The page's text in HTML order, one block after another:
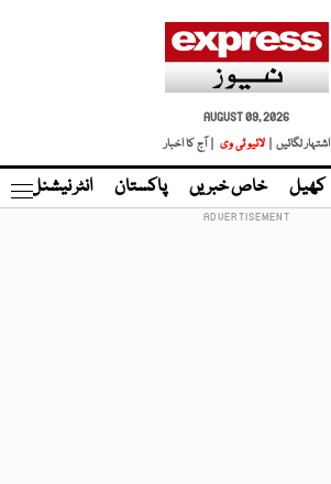
AUGUST 09, 2026
اشتہار لگائیں |
لائیو ٹی وی | آج کا اخبار
کھیل خاص خبریں پاکستان انٹر نیشنل